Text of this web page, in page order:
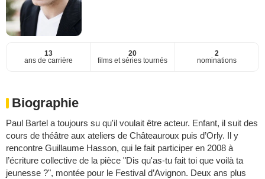
13
ans de carrière
20
films et séries tournés
2
nominations
Biographie
Paul Bartel a toujours su qu'il voulait être acteur. Enfant, il suit des
cours de théâtre aux ateliers de Châteauroux puis d’Orly. Il y
rencontre Guillaume Hasson, qui le fait participer en 2008 à
l’écriture collective de la pièce "Dis qu'as-tu fait toi que voilà ta
jeunesse ?", montée pour le Festival d’Avignon. Deux ans plus